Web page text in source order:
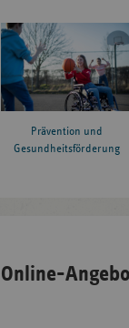
Prävention und
Gesundheitsförderung
Online-